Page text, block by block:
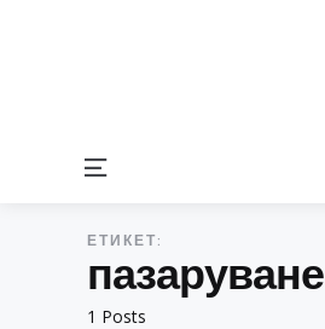
Menu
1 Posts
ЕТИКЕТ:
пазаруване